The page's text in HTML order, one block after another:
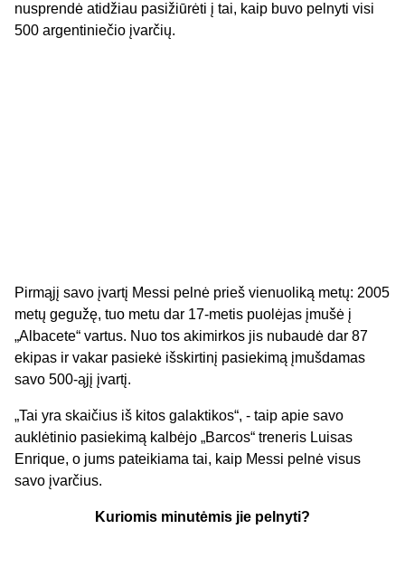
nusprendė atidžiau pasižiūrėti į tai, kaip buvo pelnyti visi
500 argentiniečio įvarčių.
Pirmąjį savo įvartį Messi pelnė prieš vienuoliką metų: 2005
metų gegužę, tuo metu dar 17-metis puolėjas įmušė į
„Albacete“ vartus. Nuo tos akimirkos jis nubaudė dar 87
ekipas ir vakar pasiekė išskirtinį pasiekimą įmušdamas
savo 500-ąjį įvartį.
„Tai yra skaičius iš kitos galaktikos“, - taip apie savo
auklėtinio pasiekimą kalbėjo „Barcos“ treneris Luisas
Enrique, o jums pateikiama tai, kaip Messi pelnė visus
savo įvarčius.
Kuriomis minutėmis jie pelnyti?